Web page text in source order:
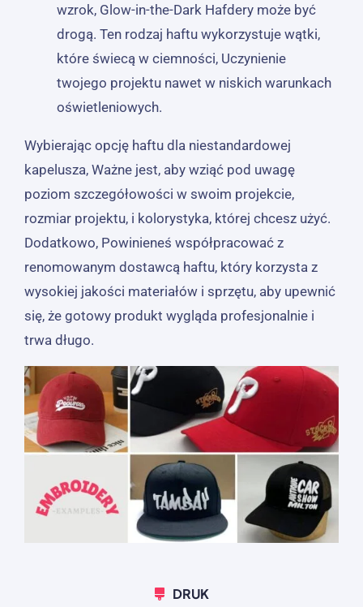
wzrok, Glow-in-the-Dark Hafdery może być
drogą. Ten rodzaj haftu wykorzystuje wątki,
które świecą w ciemności, Uczynienie
twojego projektu nawet w niskich warunkach
oświetleniowych.
Wybierając opcję haftu dla niestandardowej
kapelusza, Ważne jest, aby wziąć pod uwagę
poziom szczegółowości w swoim projekcie,
rozmiar projektu, i kolorystyka, której chcesz użyć.
Dodatkowo, Powinieneś współpracować z
renomowanym dostawcą haftu, który korzysta z
wysokiej jakości materiałów i sprzętu, aby upewnić
się, że gotowy produkt wygląda profesjonalnie i
trwa długo.
DRUK